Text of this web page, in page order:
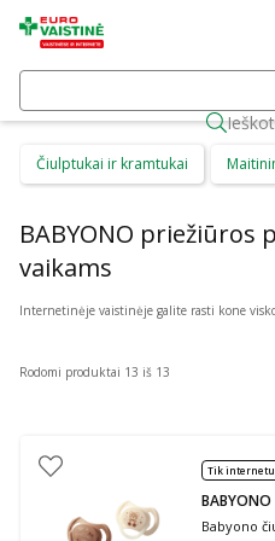
Čiulptukai ir kramtukai
BABYONO priežiūros
vaikams
Rodomi produktai 13 iš 13
Tik internetu
BABYONO
Babyono